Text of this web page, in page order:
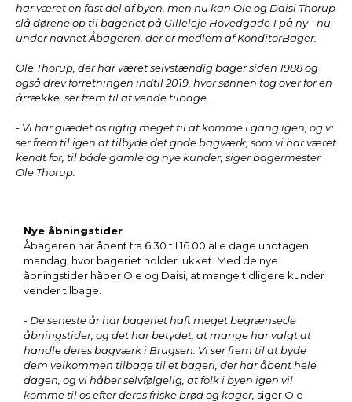
har været en fast del af byen, men nu kan Ole og Daisi Thorup
slå dørene op til bageriet på Gilleleje Hovedgade 1 på ny - nu
under navnet Åbageren, der er medlem af KonditorBager.
Ole Thorup, der har været selvstændig bager siden 1988 og
også drev forretningen indtil 2019, hvor sønnen tog over for en
årrække, ser frem til at vende tilbage.
- Vi har glædet os rigtig meget til at komme i gang igen, og vi
ser frem til igen at tilbyde det gode bagværk, som vi har været
kendt for, til både gamle og nye kunder, siger bagermester
Ole Thorup.
Nye åbningstider
Åbageren har åbent fra 6.30 til 16.00 alle dage undtagen
mandag, hvor bageriet holder lukket. Med de nye
åbningstider håber Ole og Daisi, at mange tidligere kunder
vender tilbage.
- De seneste år har bageriet haft meget begrænsede
åbningstider, og det har betydet, at mange har valgt at
handle deres bagværk i Brugsen. Vi ser frem til at byde
dem velkommen tilbage til et bageri, der har åbent hele
dagen, og vi håber selvfølgelig, at folk i byen igen vil
komme til os efter deres friske brød og kager, siger Ole